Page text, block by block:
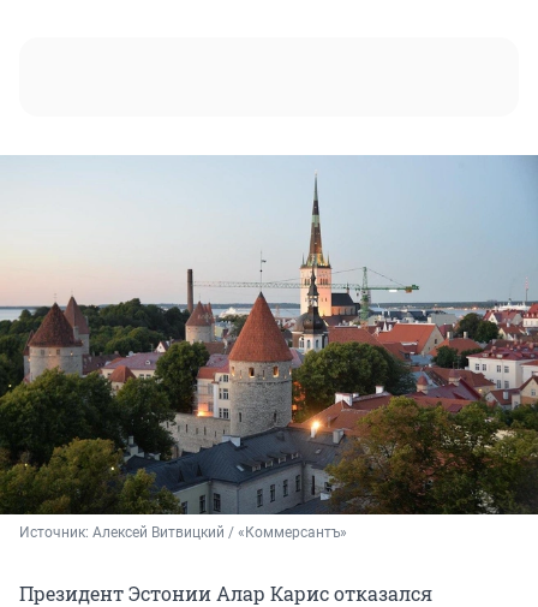
Источник: Алексей Витвицкий / «Коммерсантъ»
Президент Эстонии Алар Карис отказался